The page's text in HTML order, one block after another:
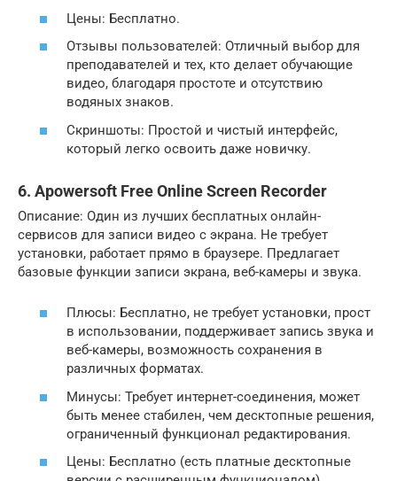
Цены: Бесплатно.
Отзывы пользователей: Отличный выбор для
преподавателей и тех, кто делает обучающие
видео, благодаря простоте и отсутствию
водяных знаков.
Скриншоты: Простой и чистый интерфейс,
который легко освоить даже новичку.
6. Apowersoft Free Online Screen Recorder
Описание: Один из лучших бесплатных онлайн-
сервисов для записи видео с экрана. Не требует
установки, работает прямо в браузере. Предлагает
базовые функции записи экрана, веб-камеры и звука.
Плюсы: Бесплатно, не требует установки, прост
в использовании, поддерживает запись звука и
веб-камеры, возможность сохранения в
различных форматах.
Минусы: Требует интернет-соединения, может
быть менее стабилен, чем десктопные решения,
ограниченный функционал редактирования.
Цены: Бесплатно (есть платные десктопные